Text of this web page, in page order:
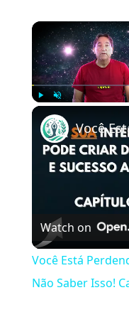
Watch on
Você Está
Não Saber Isso!